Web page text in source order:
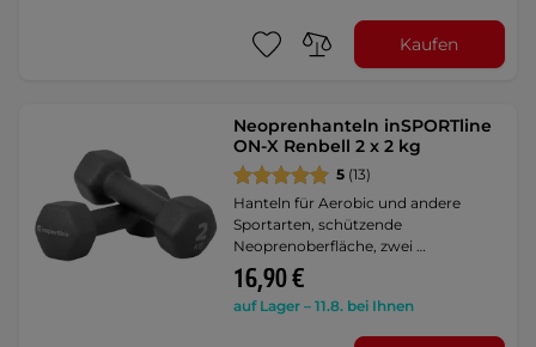
Kaufen
Neoprenhanteln inSPORTline
ON-X Renbell 2 x 2 kg
5 (13)
Hanteln für Aerobic und andere
Sportarten, schützende
Neoprenoberfläche, zwei …
16,90 €
auf Lager – 11.8. bei Ihnen